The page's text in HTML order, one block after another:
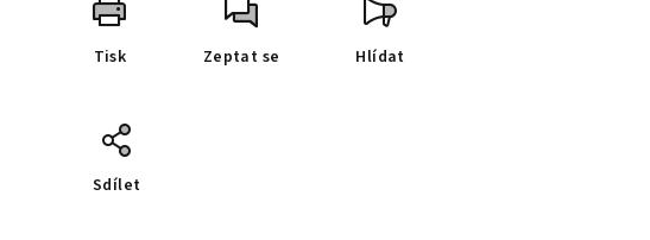
Tisk Zeptat se Hlídat
Sdílet